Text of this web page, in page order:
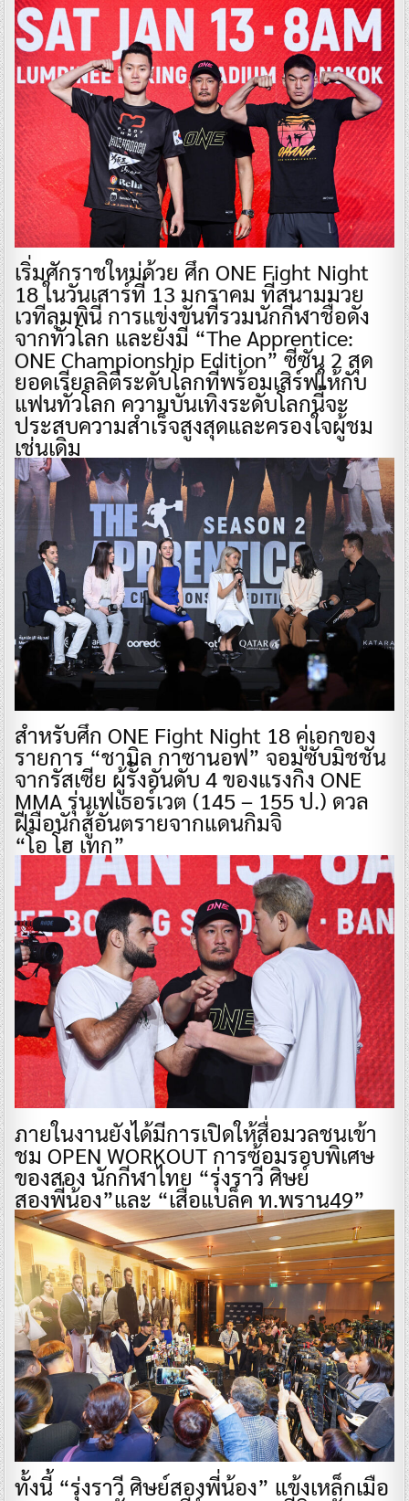
เริ่มศักราชใหม่ด้วย ศึก ONE Fight Night
18 ในวันเสาร์ที่ 13 มกราคม ที่สนามมวย
เวทีลุมพินี การแข่งขันที่รวมนักกีฬาชื่อดัง
จากทั่วโลก และยังมี “The Apprentice:
ONE Championship Edition” ซีซัน 2 สุด
ยอดเรียลลิตีระดับโลกที่พร้อมเสิร์ฟให้กับ
แฟนทั่วโลก ความบันเทิงระดับโลกนี้จะ
ประสบความสำเร็จสูงสุดและครองใจผู้ชม
เช่นเดิม
สำหรับศึก ONE Fight Night 18 คู่เอกของ
รายการ “ชามิล กาซานอฟ” จอมซับมิชชัน
จากรัสเซีย ผู้รั้งอันดับ 4 ของแรงกิง ONE
MMA รุ่นเฟเธอร์เวต (145 – 155 ป.) ดวล
ฝีมือนักสู้อันตรายจากแดนกิมจิ
“โอ โฮ เทก”
ภายในงานยังได้มีการเปิดให้สื่อมวลชนเข้า
ชม OPEN WORKOUT การซ้อมรอบพิเศษ
ของสอง นักกีฬาไทย “รุ่งราวี ศิษย์
สองพี่น้อง”และ “เสือแบล็ค ท.พราน49”
ทั้งนี้ “รุ่งราวี ศิษย์สองพี่น้อง” แข้งเหล็กเมือ